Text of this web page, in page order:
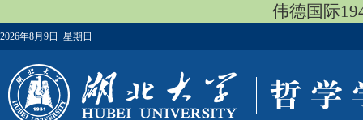
伟德国际
2026年8月9日 星期日